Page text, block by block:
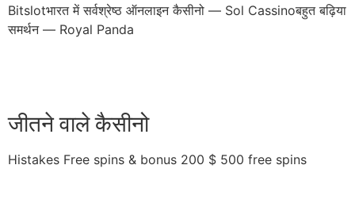
Bitslotभारत में सर्वश्रेष्ठ ऑनलाइन कैसीनो — Sol Cassinoबहुत बढ़िया
समर्थन — Royal Panda
जीतने वाले कैसीनो
Histakes Free spins & bonus 200 $ 500 free spins